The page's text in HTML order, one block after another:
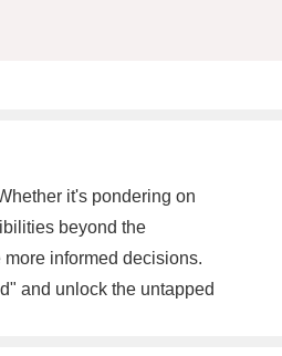
it's pondering on
beyond the
informed decisions.
and unlock the untapped